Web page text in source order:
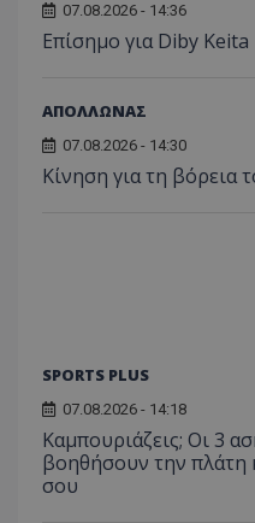
07.08.2026 - 14:36
Επίσημο για Diby Keita
ΑΠΟΛΛΩΝΑΣ
07.08.2026 - 14:30
Κίνηση για τη βόρεια
SPORTS PLUS
07.08.2026 - 14:18
Καμπουριάζεις; Οι 3
βοηθήσουν την πλάτη
σου